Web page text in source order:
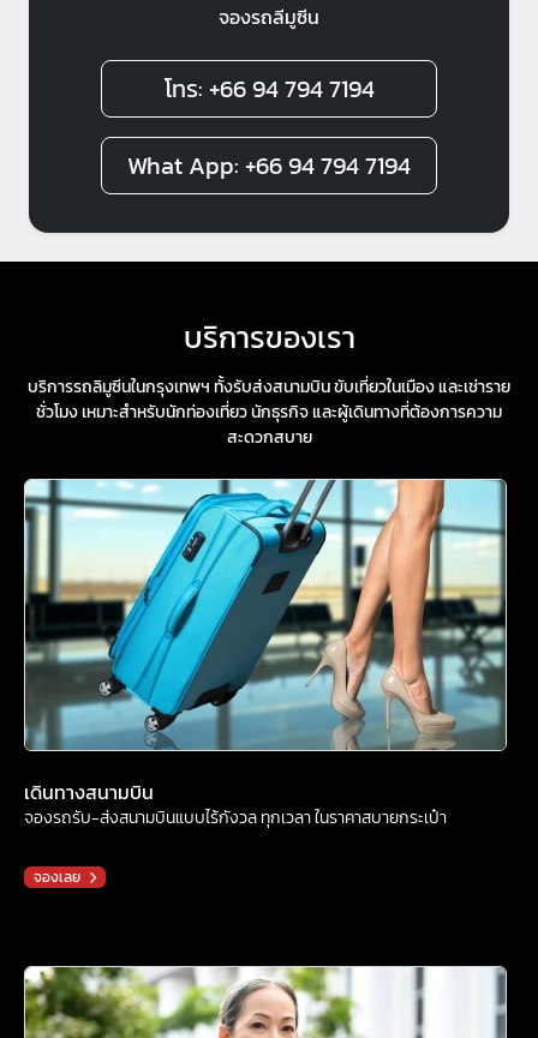
จองรถลีมูซีน
โทร: +66 94 794 7194
What App: +66 94 794 7194
บริการของเรา
บริการรถลิมูซีนในกรุงเทพฯ ทั้งรับส่งสนามบิน ขับเที่ยวในเมือง และเช่าราย
ชั่วโมง เหมาะสำหรับนักท่องเที่ยว นักธุรกิจ และผู้เดินทางที่ต้องการความ
สะดวกสบาย
เดินทางสนามบิน
จองรถรับ-ส่งสนามบินแบบไร้กังวล ทุกเวลา ในราคาสบายกระเป๋า
จองเลย